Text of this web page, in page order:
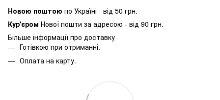
Новою поштою по Україні - від 50 грн.
Кур'єром Нової пошти за адресою - від 90 грн.
Більше інформації про доставку
Готівкою при отриманні.
Оплата на карту.